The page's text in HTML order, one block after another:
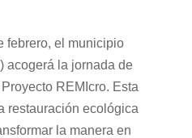
febrero, el municipio
acogerá la jornada de
REMIcro. Esta
restauración ecológica
la manera en